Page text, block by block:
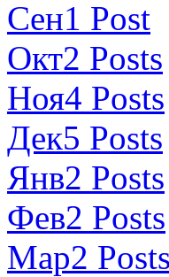
Сен1 Post
Окт2 Posts
Ноя4 Posts
Дек5 Posts
Янв2 Posts
Фев2 Posts
Мар2 Posts